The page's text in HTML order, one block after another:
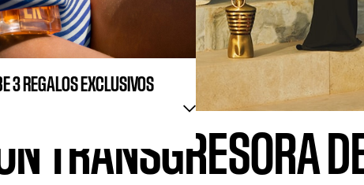
3 REGALOS EXCLUSIVOS
TRANSGRESORA